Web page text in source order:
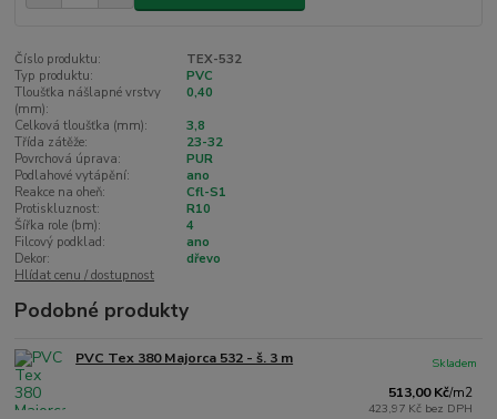
Číslo produktu:
TEX-532
Typ produktu:
PVC
Tloušťka nášlapné vrstvy
(mm):
0,40
Celková tloušťka (mm):
3,8
Třída zátěže:
23-32
Povrchová úprava:
PUR
Podlahové vytápění:
ano
Reakce na oheň:
Cfl-S1
Protiskluznost:
R10
Šířka role (bm):
4
Filcový podklad:
ano
Dekor:
dřevo
Hlídat cenu / dostupnost
Podobné produkty
PVC Tex 380 Majorca 532 - š. 3 m
513,00 Kč/m2
423,97 Kč bez DPH
Skladem